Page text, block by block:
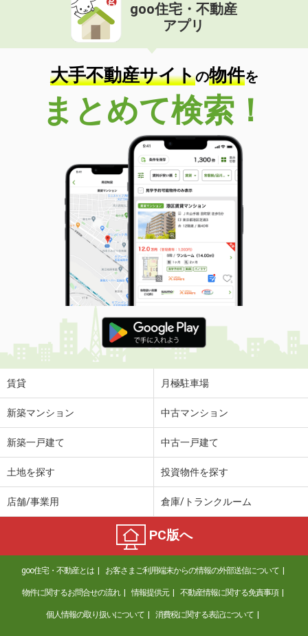
goo住宅・不動産
アプリ
大手不動産サイトの物件を
まとめて検索！
賃貸 月極駐車場
新築マンション 中古マンション
新築一戸建て 中古一戸建て
土地を探す 投資物件を探す
店舗/事業用 倉庫/トランクルーム
PC版へ
goo住宅・不動産とは お客さまご利用端末からの情報の外部送信について
物件に関するお問合せの流れ 情報提供元 不動産情報に関する免責事項
個人情報の取り扱いについて 消費税に関する表記について